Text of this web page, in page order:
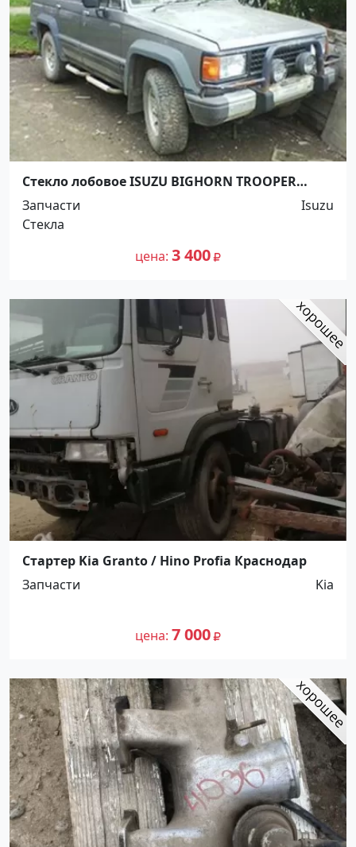
Стекло лобовое ISUZU BIGHORN TROOPER
RODEO VAN 81-91 Краснодар
Запчасти
Isuzu
Стекла
цена 3 400
Стартер Kia Granto / Hino Profia Краснодар
Запчасти
Kia
цена 7 000